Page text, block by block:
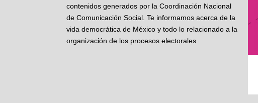
contenidos generados por la Coordinación Nacional
de Comunicación Social. Te informamos acerca de la
vida democrática de México y todo lo relacionado a la
organización de los procesos electorales